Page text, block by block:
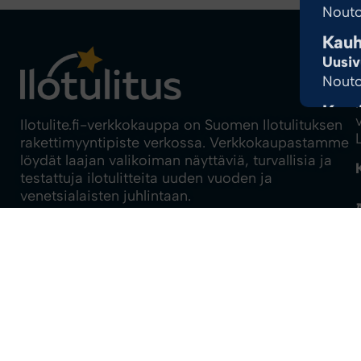
Ilotulite.fi-verkkokauppa on Suomen Ilotulituksen
rakettimyyntipiste verkossa. Verkkokaupastamme
löydät laajan valikoiman näyttäviä, turvallisia ja
testattuja ilotulitteita uuden vuoden ja
venetsialaisten juhlintaan.